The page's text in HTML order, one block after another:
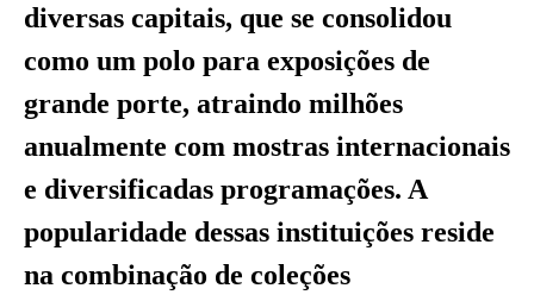
diversas capitais, que se consolidou
como um polo para exposições de
grande porte, atraindo milhões
anualmente com mostras internacionais
e diversificadas programações. A
popularidade dessas instituições reside
na combinação de coleções